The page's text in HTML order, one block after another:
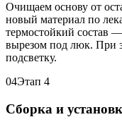
Очищаем основу от
новый материал по
термостойкий состав
вырезом под люк. При
подсветку.
04Этап 4
Сборка и